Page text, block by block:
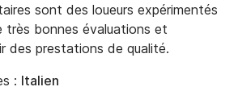
sont des loueurs expérimentés
très bonnes évaluations et
des prestations de qualité.
: Italien